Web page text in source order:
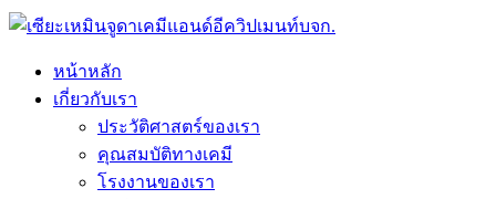
หน้าหลัก
เกี่ยวกับเรา
ประวัติศาสตร์ของเรา
คุณสมบัติทางเคมี
โรงงานของเรา